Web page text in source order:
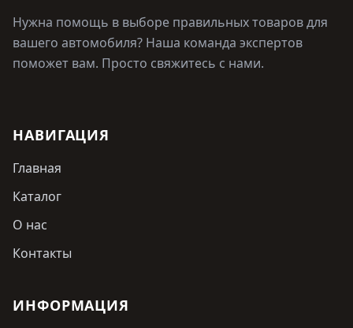
Нужна помощь в выборе правильных товаров для
вашего автомобиля? Наша команда экспертов
поможет вам. Просто свяжитесь с нами.
НАВИГАЦИЯ
Главная
Каталог
О нас
Контакты
ИНФОРМАЦИЯ